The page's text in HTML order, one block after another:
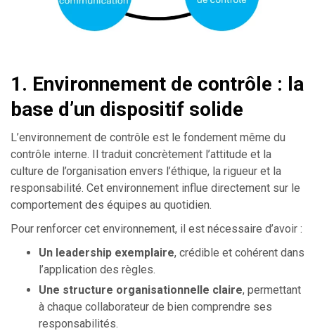
1. Environnement de contrôle : la
base d’un dispositif solide
L’environnement de contrôle est le fondement même du
contrôle interne. Il traduit concrètement l’attitude et la
culture de l’organisation envers l’éthique, la rigueur et la
responsabilité. Cet environnement influe directement sur le
comportement des équipes au quotidien.
Pour renforcer cet environnement, il est nécessaire d’avoir :
Un leadership exemplaire, crédible et cohérent dans
l’application des règles.
Une structure organisationnelle claire, permettant
à chaque collaborateur de bien comprendre ses
responsabilités.